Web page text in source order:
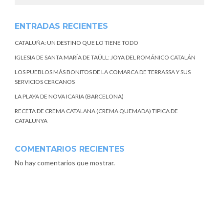
ENTRADAS RECIENTES
CATALUÑA: UN DESTINO QUE LO TIENE TODO
IGLESIA DE SANTA MARÍA DE TAÜLL: JOYA DEL ROMÁNICO CATALÁN
LOS PUEBLOS MÁS BONITOS DE LA COMARCA DE TERRASSA Y SUS
SERVICIOS CERCANOS
LA PLAYA DE NOVA ICARIA (BARCELONA)
RECETA DE CREMA CATALANA (CREMA QUEMADA) TIPICA DE
CATALUNYA
COMENTARIOS RECIENTES
No hay comentarios que mostrar.